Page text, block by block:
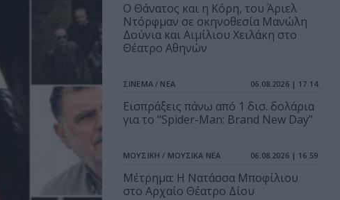
Ο Θάνατος και η Κόρη, του Άριελ
Ντόρφμαν σε σκηνοθεσία Μανώλη
Δούνια και Αιμίλιου Χειλάκη στο
Θέατρο Αθηνών
ΣΙΝΕΜΑ / ΝΕΑ 06.08.2026 | 17.14
Εισπράξεις πάνω από 1 δισ. δολάρια
για το “Spider-Man: Brand New Day”
ΜΟΥΣΙΚΗ / ΜΟΥΣΙΚΑ ΝΕΑ 06.08.2026 | 16.59
Μέτρημα: Η Νατάσσα Μποφίλιου
στο Αρχαίο Θέατρο Δίου